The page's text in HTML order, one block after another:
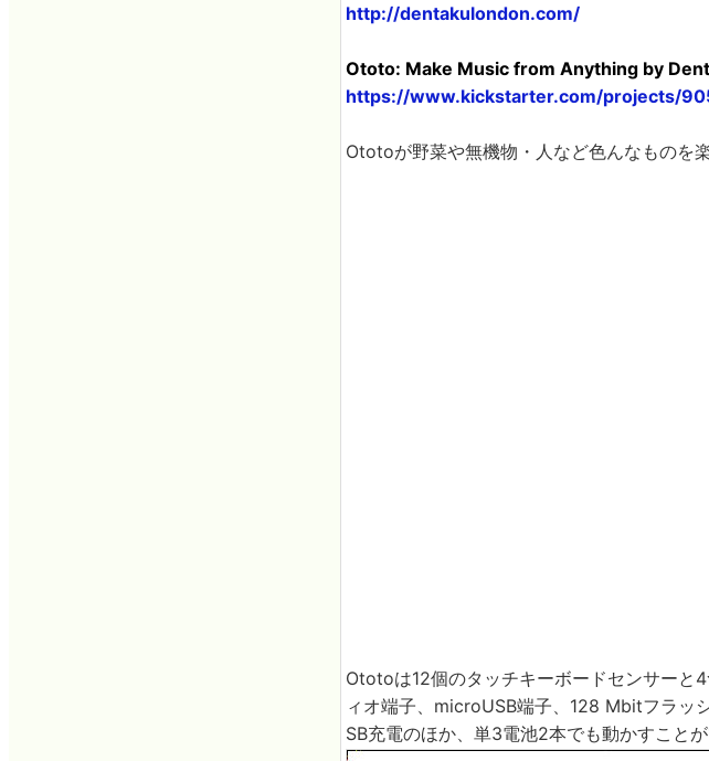
http://dentakulondon.com/
Ototo: Make Music from Anything by
https://www.kickstarter.com/projects/
Ototoが野菜や無機物・人など色んなものを
Ototoは12個のタッチキーボードセンサーと
ィオ端子、microUSB端子、128 Mbitフラッ
SB充電のほか、単3電池2本でも動かすことが